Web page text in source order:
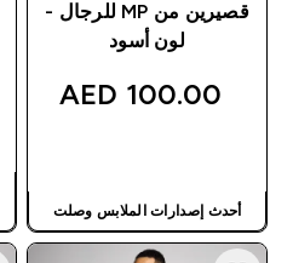
قصيرين من MP للرجال -
لون أسود
100.00 AED‎
أحدث إصدارات الملابس وصلت